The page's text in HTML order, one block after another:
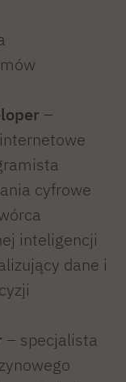
–
cyfrowe
inteligencji
dane i
– specjalista